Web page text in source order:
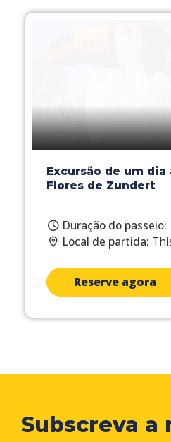
Excursão de um
Flores de Zundert
Duração do passeio:
Local de partida:
Reserve agora
Subscreva a